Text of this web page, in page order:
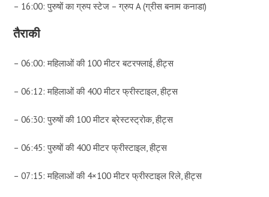
– 16:00: पुरुषों का ग्रुप स्टेज – ग्रुप A (ग्रीस बनाम कनाडा)
तैराकी
– 06:00: महिलाओं की 100 मीटर बटरफ्लाई, हीट्स
– 06:12: महिलाओं की 400 मीटर फ्रीस्टाइल, हीट्स
– 06:30: पुरुषों की 100 मीटर ब्रेस्टस्ट्रोक, हीट्स
– 06:45: पुरुषों की 400 मीटर फ्रीस्टाइल, हीट्स
– 07:15: महिलाओं की 4×100 मीटर फ्रीस्टाइल रिले, हीट्स